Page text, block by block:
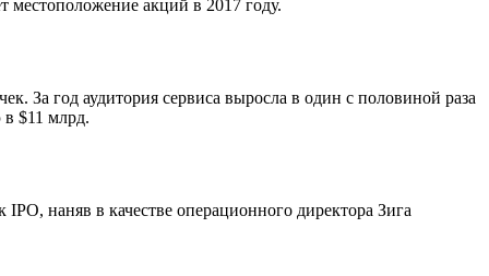
местоположение акций в 2017 году.
За год аудитория сервиса выросла в один с половиной раза
$11 млрд.
наняв в качестве операционного директора Зига